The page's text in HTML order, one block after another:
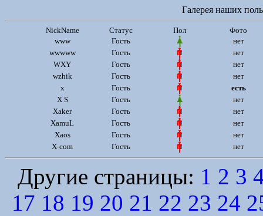
Галерея наших
NickName Статус Пол
Фото
www
Гость
нет
wwwww
Гость
нет
WXY
Гость
нет
wzhik
Гость
нет
x
Гость
есть
X S
Гость
нет
Xaker
Гость
нет
XamuL
Гость
нет
Xaos
Гость
нет
X-com
Гость нет
Другие страницы: 1 2 3
17 18 19 20 21 22 23 24